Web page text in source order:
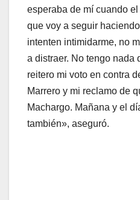
esperaba de mí cuando
que voy a seguir
intenten intimidarme, no
a distraer. No tengo nada
reitero mi voto en contra
Marrero y mi reclamo de
Machargo. Mañana y el
también», aseguró.